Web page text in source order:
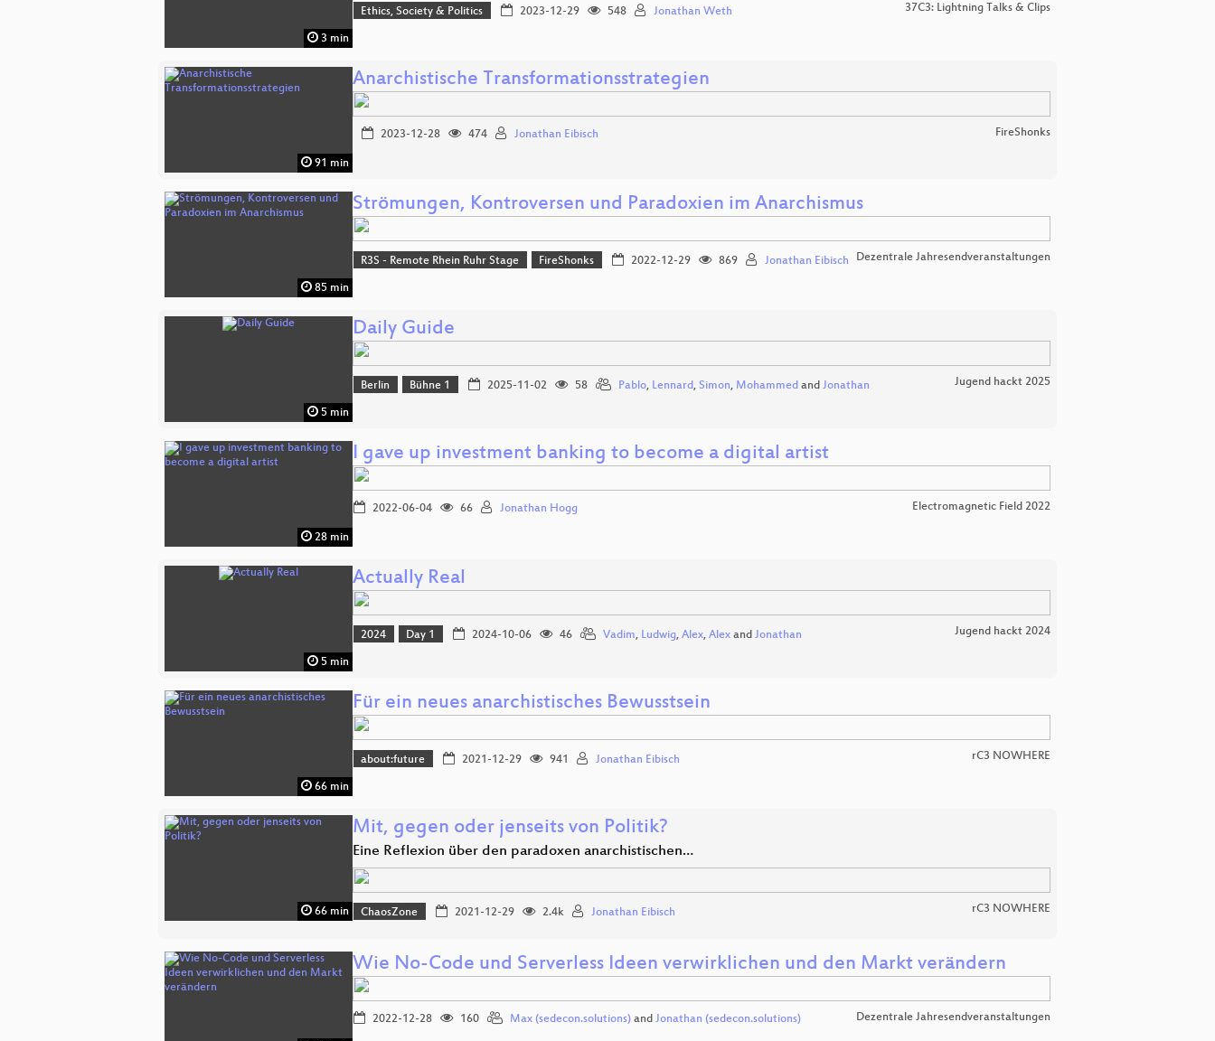
3 min
Ethics, Society & Politics 2023-12-29 548 Jonathan Weth 37C3: Lightning Talks & Clips
91 min
Anarchistische Transformationsstrategien
2023-12-28 474 Jonathan Eibisch FireShonks
85 min
Strömungen, Kontroversen und Paradoxien im Anarchismus
R3S - Remote Rhein Ruhr Stage FireShonks 2022-12-29 869 Jonathan Eibisch Dezentrale Jahresendveranstaltungen
5 min
Daily Guide
Berlin Bühne 1 2025-11-02 58 Pablo, Lennard, Simon, Mohammed and Jonathan Jugend hackt 2025
28 min
I gave up investment banking to become a digital artist
2022-06-04 66 Jonathan Hogg Electromagnetic Field 2022
5 min
Actually Real
2024 Day 1 2024-10-06 46 Vadim, Ludwig, Alex, Alexand Jonathan Jugend hackt 2024
66 min
Für ein neues anarchistisches Bewusstsein
about:future 2021-12-29 941 Jonathan Eibisch rC3 NOWHERE
66 min
Mit, gegen oder jenseits von Politik?
Eine Reflexion über den paradoxen anarchistischen…
ChaosZone 2021-12-29 2.4k Jonathan Eibisch rC3 NOWHERE
Wie No-Code und Serverless Ideen verwirklichen und den Markt verändern
2022-12-28 160 Max (sedecon.solutions) and Jonathan (sedecon.solutions) Dezentrale Jahresendveranstaltungen